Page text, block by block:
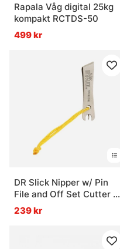
Rapala Våg digital 25kg
kompakt RCTDS-50
499 kr
DR Slick Nipper w/ Pin
File and Off Set Cutter 2''
Stainless Steel
239 kr